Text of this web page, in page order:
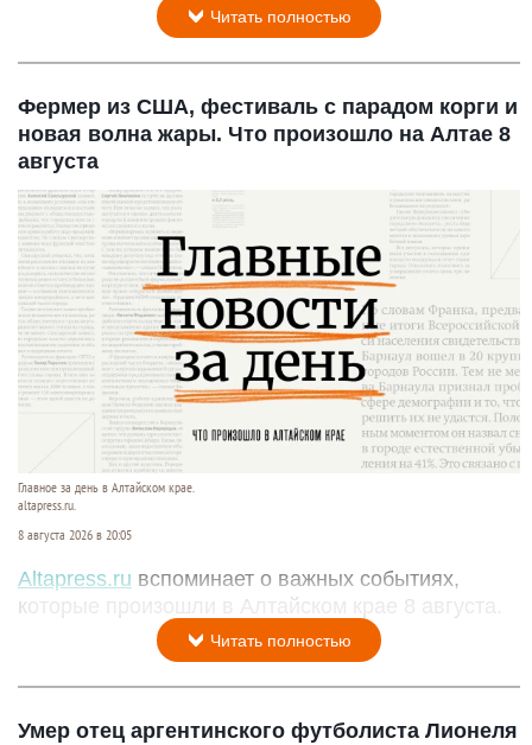
Читать полностью
Фермер из США, фестиваль с парадом корги и
новая волна жары. Что произошло на Алтае 8
августа
Главное за день в Алтайском крае.
altapress.ru.
8 августа 2026 в 20:05
Altapress.ru вспоминает о важных событиях,
которые произошли в Алтайском крае 8 августа.
Читать полностью
Умер отец аргентинского футболиста Лионеля